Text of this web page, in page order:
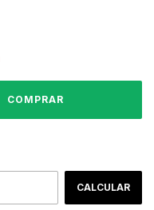
CALCULAR